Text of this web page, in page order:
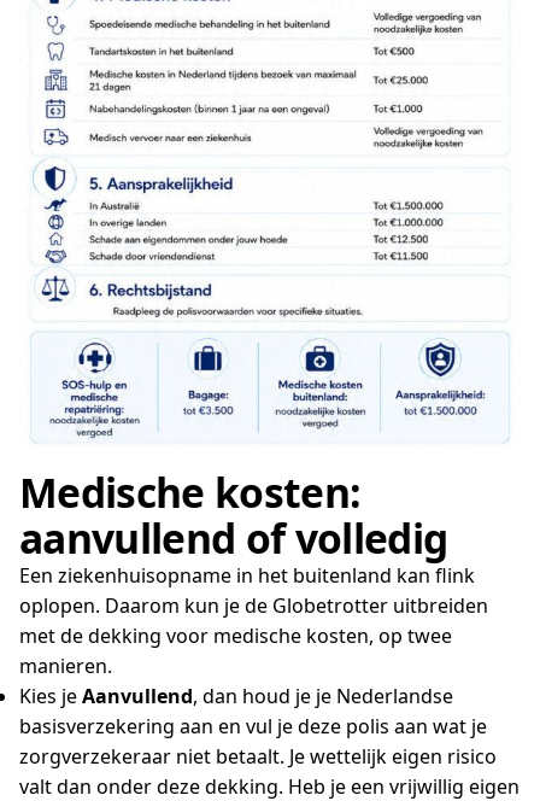
Medische kosten:
aanvullend of volledig
Een ziekenhuisopname in het buitenland kan flink
oplopen. Daarom kun je de Globetrotter uitbreiden
met de dekking voor medische kosten, op twee
manieren.
Kies jeAanvullend, dan houd je je Nederlandse
basisverzekering aan en vul je deze polis aan wat je
zorgverzekeraar niet betaalt. Je wettelijk eigen risico
valt dan onder deze dekking. Heb je een vrijwillig eigen